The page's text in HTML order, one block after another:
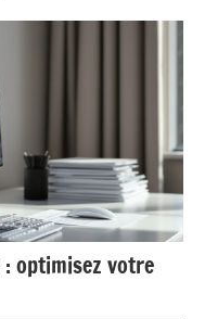
: optimisez votre